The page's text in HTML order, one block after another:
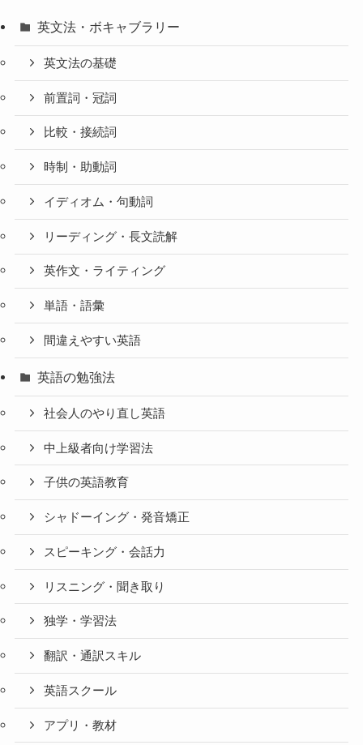
英文法・ボキャブラリー
英文法の基礎
前置詞・冠詞
比較・接続詞
時制・助動詞
イディオム・句動詞
リーディング・長文読解
英作文・ライティング
単語・語彙
間違えやすい英語
英語の勉強法
社会人のやり直し英語
中上級者向け学習法
子供の英語教育
シャドーイング・発音矯正
スピーキング・会話力
リスニング・聞き取り
独学・学習法
翻訳・通訳スキル
英語スクール
アプリ・教材